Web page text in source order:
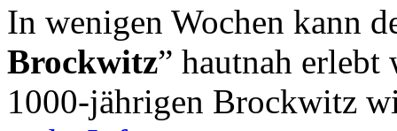
In wenigen Wochen kann
Brockwitz” hautnah erlebt
1000-jährigen Brockwitz